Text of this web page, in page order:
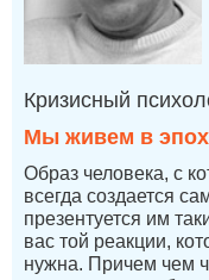
Кризисный
Мы живем в
Образ человека, с
всегда создается
презентуется им
вас той реакции,
нужна. Причем чем